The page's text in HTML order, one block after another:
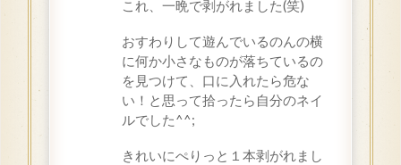
これ、一晩で剥がれました(笑)
おすわりして遊んでいるのんの横
に何か小さなものが落ちているの
を見つけて、口に入れたら危な
い！と思って拾ったら自分のネイ
ルでした^^;
きれいにぺりっと１本剥がれまし